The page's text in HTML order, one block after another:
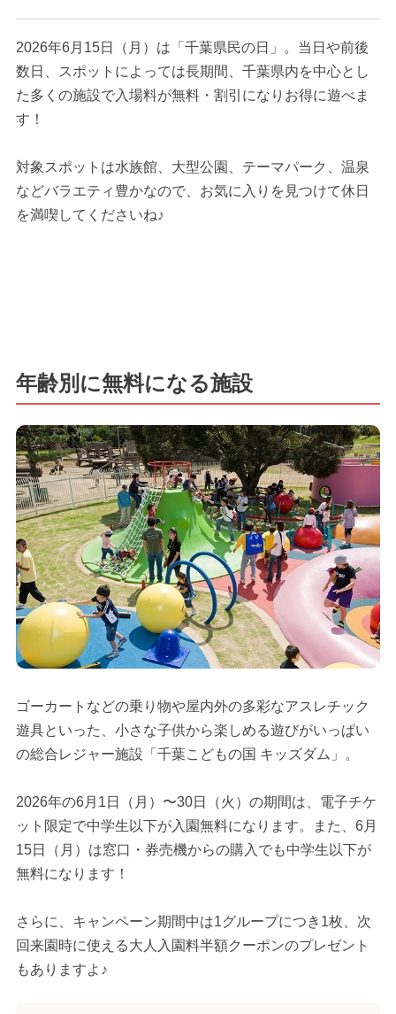
2026年6月15日（月）は「千葉県民の日」。当日や前後
数日、スポットによっては長期間、千葉県内を中心とし
た多くの施設で入場料が無料・割引になりお得に遊べま
す！
対象スポットは水族館、大型公園、テーマパーク、温泉
などバラエティ豊かなので、お気に入りを見つけて休日
を満喫してくださいね♪
年齢別に無料になる施設
ゴーカートなどの乗り物や屋内外の多彩なアスレチック
遊具といった、小さな子供から楽しめる遊びがいっぱい
の総合レジャー施設「千葉こどもの国 キッズダム」。
2026年の6月1日（月）〜30日（火）の期間は、電子チケ
ット限定で中学生以下が入園無料になります。また、6月
15日（月）は窓口・券売機からの購入でも中学生以下が
無料になります！
さらに、キャンペーン期間中は1グループにつき1枚、次
回来園時に使える大人入園料半額クーポンのプレゼント
もありますよ♪